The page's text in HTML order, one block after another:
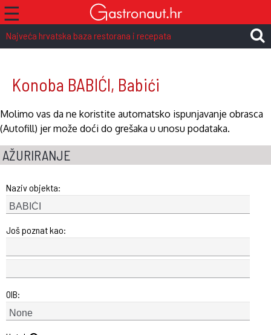
☰
Najveća hrvatska baza restorana i recepata
Konoba BABIĆI, Babići
Molimo vas da ne koristite automatsko ispunjavanje obrasca
(Autofill) jer može doći do grešaka u unosu podataka.
AŽURIRANJE
Naziv objekta:
Još poznat kao:
OIB: